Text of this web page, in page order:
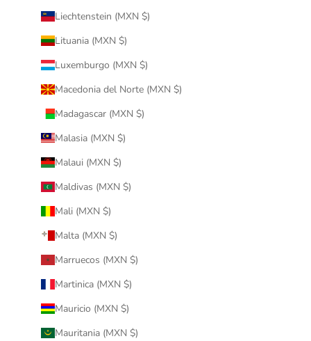
Liechtenstein (MXN $)
Lituania (MXN $)
Luxemburgo (MXN $)
Macedonia del Norte (MXN $)
Madagascar (MXN $)
Malasia (MXN $)
Malaui (MXN $)
Maldivas (MXN $)
Mali (MXN $)
Malta (MXN $)
Marruecos (MXN $)
Martinica (MXN $)
Mauricio (MXN $)
Mauritania (MXN $)